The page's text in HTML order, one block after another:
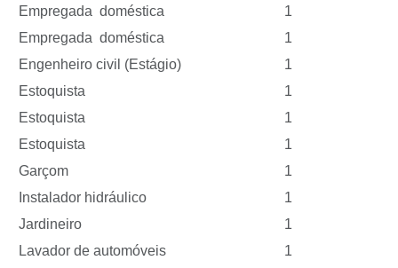
Empregada doméstica
1
Empregada doméstica
1
Engenheiro civil (Estágio)
1
Estoquista
1
Estoquista
1
Estoquista
1
Garçom
1
Instalador hidráulico
1
Jardineiro
1
Lavador de automóveis
1